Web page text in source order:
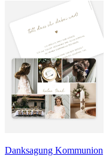
Danksagung Kommunion